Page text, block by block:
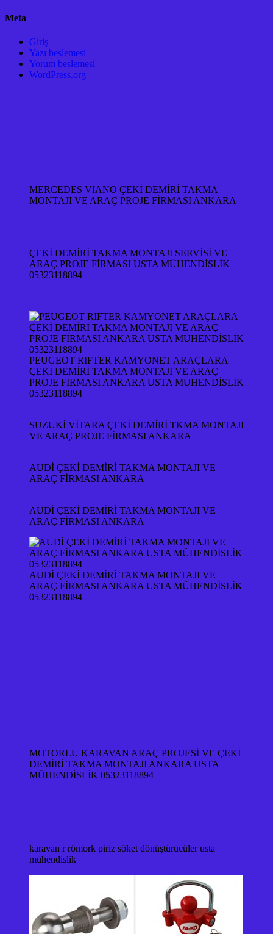
Meta
Giriş
Yazı beslemesi
Yorum beslemesi
WordPress.org
MERCEDES VIANO ÇEKİ DEMİRİ TAKMA
MONTAJI VE ARAÇ PROJE FİRMASI ANKARA
ÇEKİ DEMİRİ TAKMA MONTAJI SERVİSİ VE
ARAÇ PROJE FİRMASI USTA MÜHENDİSLİK
05323118894
PEUGEOT RIFTER KAMYONET ARAÇLARA
ÇEKİ DEMİRİ TAKMA MONTAJI VE ARAÇ
PROJE FİRMASI ANKARA USTA MÜHENDİSLİK
05323118894
SUZUKİ VİTARA ÇEKİ DEMİRİ TKMA MONTAJI
VE ARAÇ PROJE FİRMASI ANKARA
AUDİ ÇEKİ DEMİRİ TAKMA MONTAJI VE
ARAÇ FİRMASI ANKARA
AUDİ ÇEKİ DEMİRİ TAKMA MONTAJI VE
ARAÇ FİRMASI ANKARA
AUDİ ÇEKİ DEMİRİ TAKMA MONTAJI VE
ARAÇ FİRMASI ANKARA USTA MÜHENDİSLİK
05323118894
MOTORLU KARAVAN ARAÇ PROJESİ VE ÇEKİ
DEMİRİ TAKMA MONTAJI ANKARA USTA
MÜHENDİSLİK 05323118894
karavan r römork piriz söket dönüştürücüler usta
mühendislik